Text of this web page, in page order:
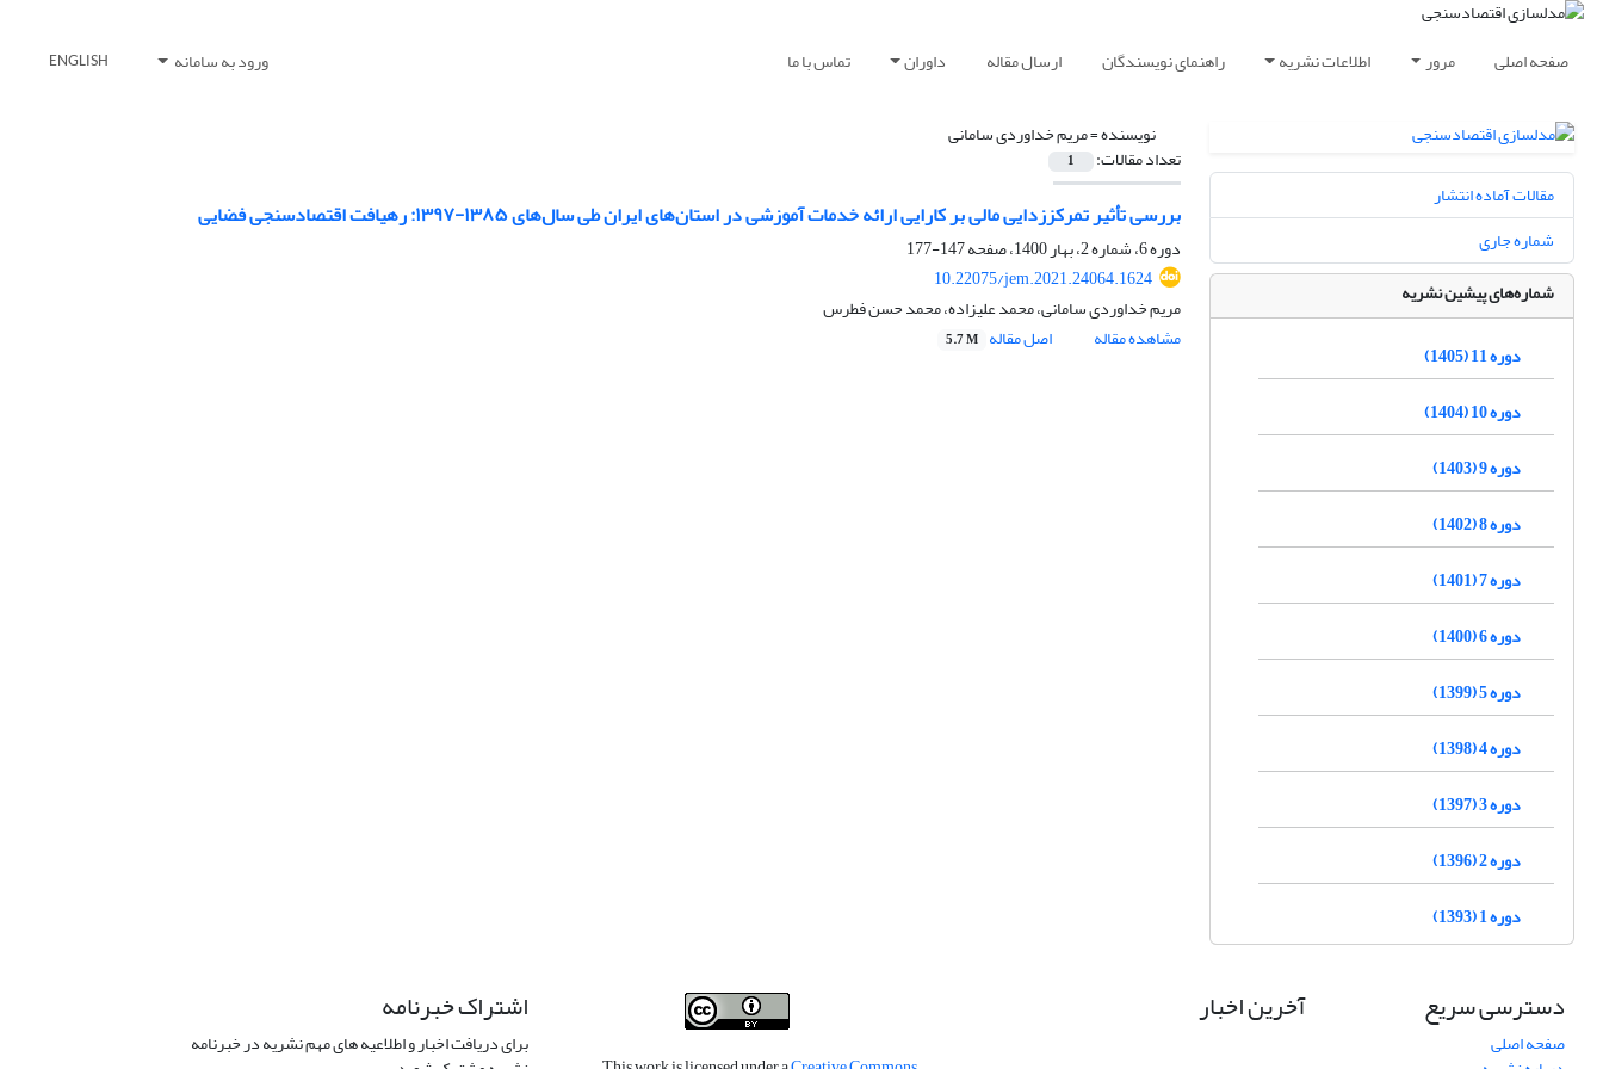
صفحه اصلی مرور اطلاعات نشریه راهنمای نویسندگان ارسال مقاله داوران تماس با ما ورود به سامانه ENGLISH
نویسنده =مریم خداوردی سامانی
تعداد مقالات: 1
بررسی تأثیر تمرکززدایی مالی بر کارایی ارائه خدمات آموزشی در استان‌های ایران طی سال‌های ۱۳۸۵-۱۳۹۷: رهیافت اقتصادسنجی فضایی
دوره 6، شماره 2، بهار 1400، صفحه
147-177
10.22075/jem.2021.24064.1624
مریم خداوردی سامانی، محمد علیزاده، محمد حسن فطرس
مشاهده مقاله
اصل مقاله 5.7 M
مقالات آماده انتشار
شماره جاری
شماره‌های پیشین نشریه
دوره 11 (1405)
دوره 10 (1404)
دوره 9 (1403)
دوره 8 (1402)
دوره 7 (1401)
دوره 6 (1400)
دوره 5 (1399)
دوره 4 (1398)
دوره 3 (1397)
دوره 2 (1396)
دوره 1 (1393)
دسترسی سریع
صفحه اصلی
آخرین اخبار اشتراک خبرنامه
برای دریافت اخبار و اطلاعیه های مهم نشریه در خبرنامه